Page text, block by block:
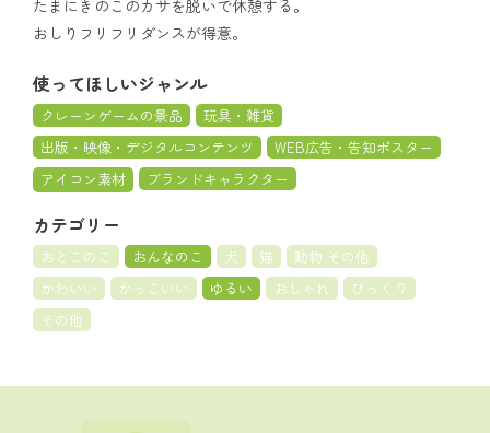
たまにきのこのカサを脱いで休憩する。
おしりフリフリダンスが得意。
使ってほしいジャンル
クレーンゲームの景品
玩具・雑貨
出版・映像・デジタルコンテンツ
WEB広告・告知ポスター
アイコン素材
ブランドキャラクター
カテゴリー
おとこのこ おんなのこ 犬 猫
動物 その他
かわいい
かっこいい ゆるい おしゃれ
びっくり
その他